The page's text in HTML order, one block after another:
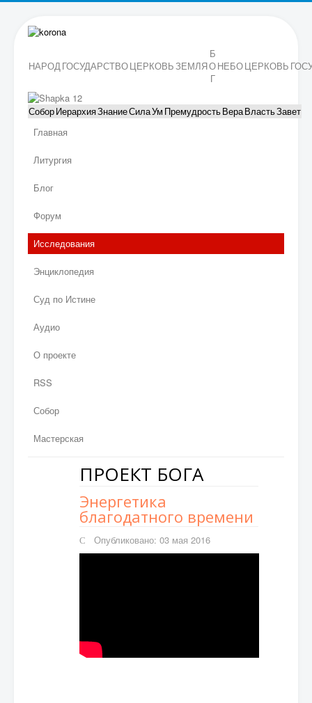
НАРОДГОСУДАРСТВОЦЕРКОВЬЗЕМЛЯ
Б
О
Г
НЕБОЦЕРКОВЬ
СоборИерархияЗнаниеСилаУм ПремудростьВераВластьЗавет
Главная
Литургия
Блог
Форум
Исследования
Энциклопедия
Суд по Истине
Аудио
О проекте
RSS
Собор
Мастерская
ПРОЕКТ БОГА
Энергетика
благодатного времени
Опубликовано: 03 мая 2016